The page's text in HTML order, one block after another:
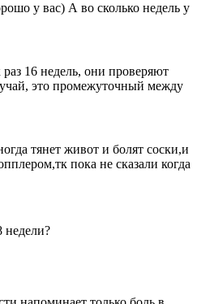
у вас) А во сколько недель у
16 недель, они проверяют
это промежуточный между
тянет живот и болят соски,и
пока не сказали когда
недели?